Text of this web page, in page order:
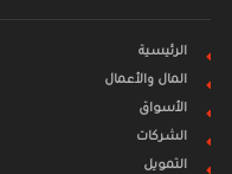
الرئيسية
المال والأعمال
الأسواق
الشركات
التمويل